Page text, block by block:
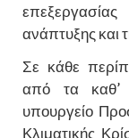
ανάπτυξης και
Σε κάθε
από τα καθ’
υπουργείο
Κλιματικής